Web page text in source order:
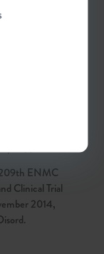
SA,
ENMC
Clinical Trial
2014,